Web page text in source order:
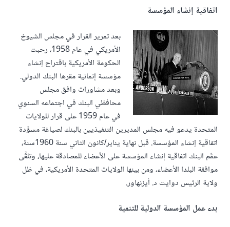
اتفاقية إنشاء المؤسسة
بعد تمرير القرار في مجلس الشيوخ
الأمريكي في عام 1958، رحبت
الحكومة الأمريكية باقتراح إنشاء
مؤسسة إنمائية مقرها البنك الدولي.
وبعد مشاورات وافق مجلس
محافظي البنك في اجتماعه السنوي
في عام 1959 على قرار للولايات
المتحدة يدعو فيه مجلس المديرين التنفيذيين بالبنك لصياغة مسوَّدة
اتفاقية إنشاء المؤسسة. قبل نهاية يناير/كانون الثاني سنة 1960سنة،
عمَّم البنك اتفاقية إنشاء المؤسسة على الأعضاء للمصادقة عليها، وتلقَّى
موافقة البلدا الأعضاء، ومن بينها الولايات المتحدة الأمريكية، في ظل
ولاية الرئيس دوايت د. أيزنهاور.
بدء عمل المؤسسة الدولية للتنمية